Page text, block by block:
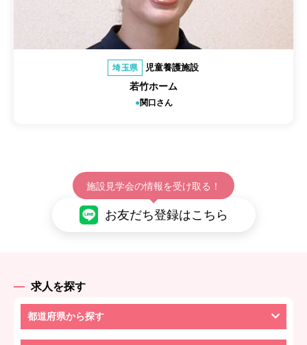
埼玉県 児童養護施設
若竹ホーム
関口さん
施設見学会の情報を受け取る！
お友だち登録はこちら
求人を探す
都道府県から探す